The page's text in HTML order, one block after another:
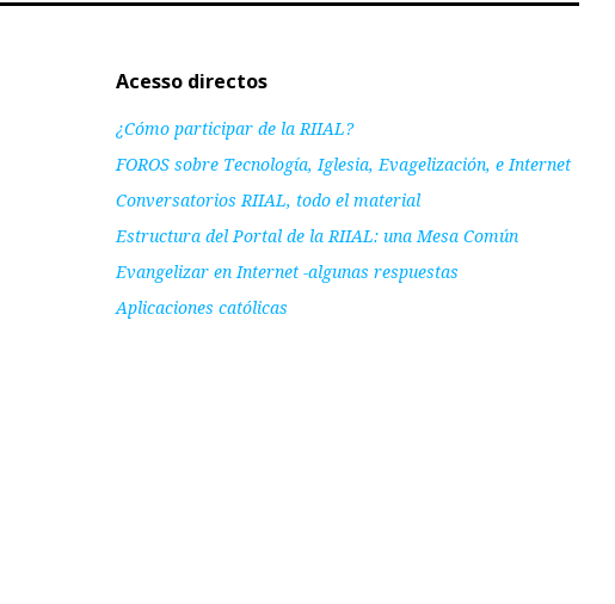
Acesso directos
¿Cómo participar de la RIIAL?
FOROS sobre Tecnología, Iglesia, Evagelización, e Internet
Conversatorios RIIAL, todo el material
Estructura del Portal de la RIIAL: una Mesa Común
Evangelizar en Internet -algunas respuestas
Aplicaciones católicas